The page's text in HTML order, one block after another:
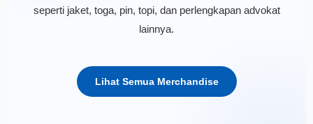
seperti jaket, toga, pin, topi, dan perlengkapan advokat
lainnya.
Lihat Semua Merchandise